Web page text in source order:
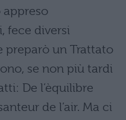
fece diversi
preparò un Trattato
se non più tardi
De l’èquilibre
de l’air. Ma ci